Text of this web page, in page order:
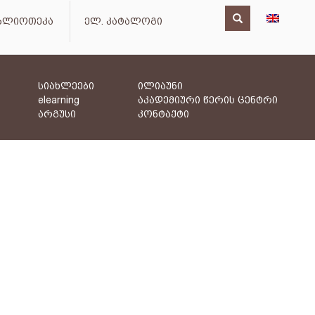
ელ. კატალოგი
სიახლეები
elearning
არგუსი
ილიაუნი
აკადემიური წერის ცენტრი
კონტაქტი